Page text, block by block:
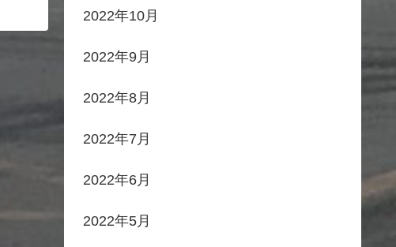
2022年10月
2022年9月
2022年8月
2022年7月
2022年6月
2022年5月